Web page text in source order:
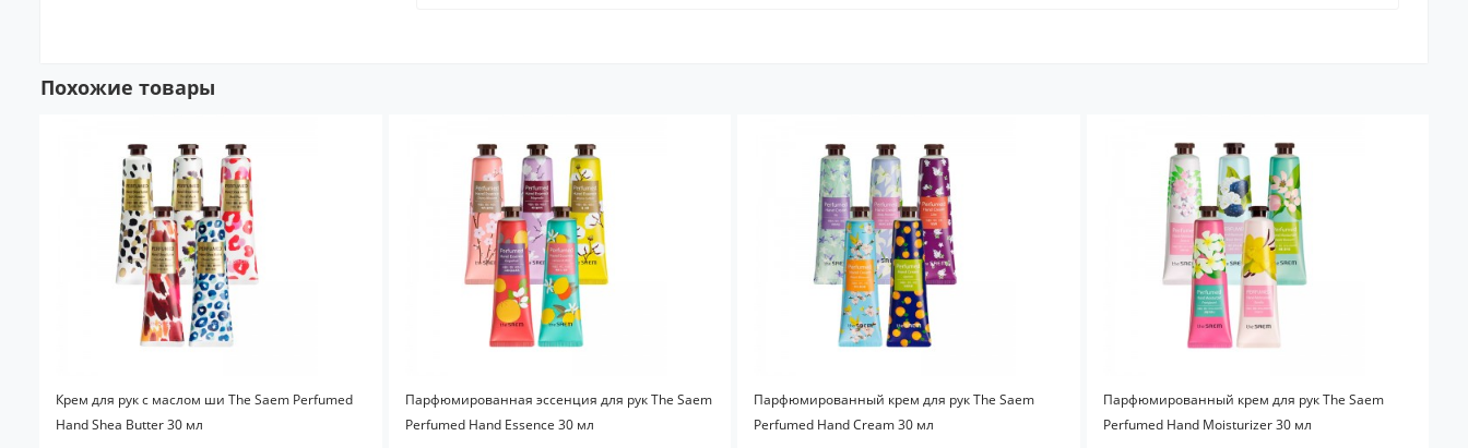
Похожие товары
Крем для рук с маслом ши The Saem Perfumed
Hand Shea Butter 30 мл
Парфюмированная эссенция для рук The Saem
Perfumed Hand Essence 30 мл
Парфюмированный крем для рук The Saem
Perfumed Hand Cream 30 мл
Парфюмированный крем для рук The Saem
Perfumed Hand Moisturizer 30 мл